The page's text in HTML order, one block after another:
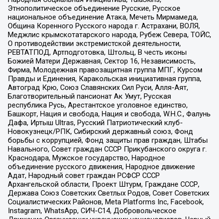
Этнополитическое объединение Русские, Русское
национальное объединение Атака, Мечеть Мирмамеда,
Община Коренного Русского народа г. Астрахани, ВОЛЯ,
Меджлис крымскотатарского народа, Рубеж Севера, ТОЙС,
О противодействии экстремистской деятельности,
РЕВТАТПОД, Артподготовка, Штольц, В честь иконы
Божией Матери Державная, Сектор 16, Независимость,
Фирма, Молодежная правозащитная группа МПГ, Курсом
Правды и Единения, Каракольская инициативная группа,
Автоград Крю, Союз Славянских Сил Руси, Алля-Аят,
Благотворительный пансионат Ак Умут, Русская
республика Русь, Арестантское уголовное единство,
Башкорт, Нация и свобода, Нация и свобода, W.H.С., Фалунь
Дафа, Иртыш Ultras, Русский Патриотический клуб-
Новокузнецк/РПК, Сибирский державный союз, Фонд
борьбы с коррупцией, Фонд защиты прав граждан, Штабы
Навального, Совет граждан СССР Прикубанского округа г.
Краснодара, Мужское государство, Народное
объединение русского движения, Народное движение
Адат, Народный совет граждан РСФСР СССР
Архангельской области, Проект Штурм, Граждане СССР,
Держава Союз Советских Светлых Родов, Совет Советских
Социалистических Районов, Meta Platforms Inc, Facebook,
Instagram, WhatsApp, СИЧ-С14, Добровольческое